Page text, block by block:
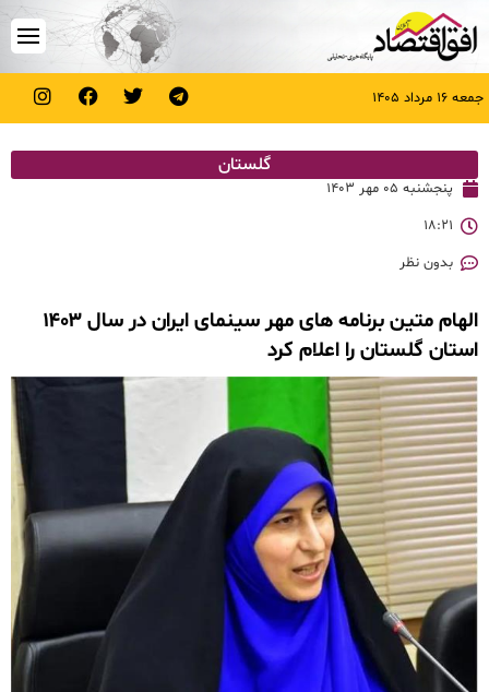
جمعه ۱۶ مرداد ۱۴۰۵
گلستان
پنجشنبه ۰۵ مهر ۱۴۰۳
۱۸:۲۱
بدون نظر
الهام متین برنامه های مهر سینمای ایران در سال ۱۴۰۳
استان گلستان را اعلام کرد